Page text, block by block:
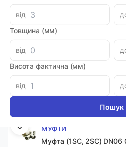
від
Товщина (мм)
від
Висота фактична (мм)
від
Муфта (1SC, 1SN, 2SC)
Артикул:
37.44 грн
МУФТИ
Муфта (1SC, 2SC) DN06